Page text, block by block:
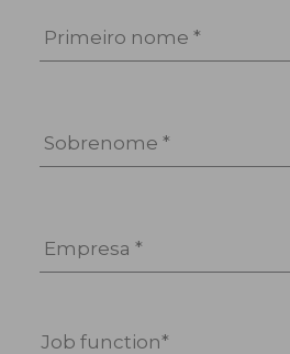
Primeiro nome *
Sobrenome *
Empresa *
Job function*